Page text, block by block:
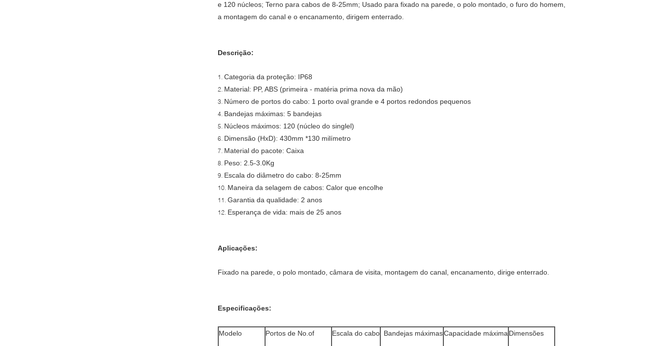
e 120 núcleos; Terno para cabos de 8-25mm; Usado para fixado na parede, o polo montado, o furo do homem,
a montagem do canal e o encanamento, dirigem enterrado.
Descrição:
1. Categoria da proteção: IP68
2. Material: PP, ABS (primeira - matéria prima nova da mão)
3. Número de portos do cabo: 1 porto oval grande e 4 portos redondos pequenos
4. Bandejas máximas: 5 bandejas
5. Núcleos máximos: 120 (núcleo do singlel)
6. Dimensão (HxD): 430mm *130 milímetro
7. Material do pacote: Caixa
8. Peso: 2.5-3.0Kg
9. Escala do diâmetro do cabo: 8-25mm
10. Maneira da selagem de cabos: Calor que encolhe
11. Garantia da qualidade: 2 anos
12. Esperança de vida: mais de 25 anos
Aplicações:
Fixado na parede, o polo montado, câmara de visita, montagem do canal, encanamento, dirige enterrado.
Especificações:
Modelo Portos de No.of Escala do cabo Bandejas máximasCapacidade máxima Dimensões